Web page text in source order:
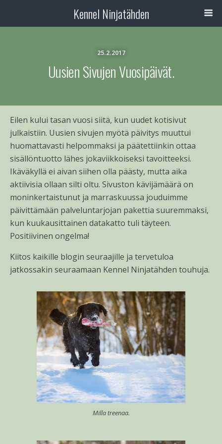
Kennel Ninjatähden
25.2.2017
Uusien Sivujen Vuosipäivät.
Eilen kului tasan vuosi siitä, kun uudet kotisivut
julkaistiin. Uusien sivujen myötä päivitys muuttui
huomattavasti helpommaksi ja päätettiinkin ottaa
sisällöntuotto lähes jokaviikkoiseksi tavoitteeksi.
Ikäväkyllä ei aivan siihen olla päästy, mutta aika
aktiivisia ollaan silti oltu. Sivuston kävijämäärä on
moninkertaistunut ja marraskuussa jouduimme
päivittämään palveluntarjojan pakettia suuremmaksi,
kun kuukausittainen datakatto tuli täyteen.
Positiivinen ongelma!
Kiitos kaikille blogin seuraajille ja tervetuloa
jatkossakin seuraamaan Kennel Ninjatähden touhuja.
Milla treenaa.